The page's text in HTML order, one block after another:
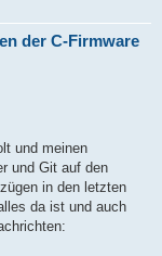
der C-Firmware
und meinen
und Git auf den
in den letzten
da ist und auch